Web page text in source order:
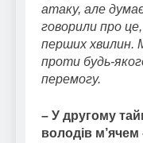
атаку, але
говорили про
перших хвилин.
проти будь-
перемогу.
– У другому
володів м’ячем